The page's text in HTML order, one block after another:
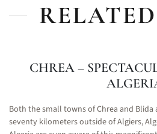
CHREA –
Both the small towns of Chrea and
seventy kilometers outside of Algiers,